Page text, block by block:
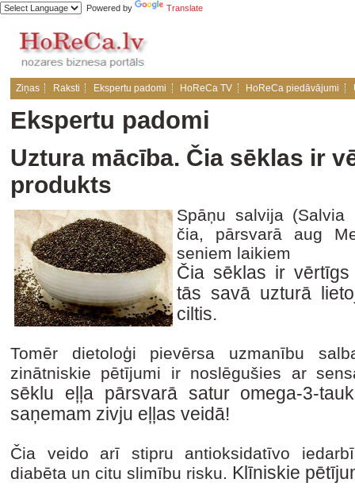
Powered by Translate
Ziņas Raksti Ekspertu padomi HoReCa TV HoReCa piedāvājumi
Ekspertu padomi
Uztura mācība. Čia sēklas ir
produkts
Spāņu salvija
čia, pārsvarā aug
seniem laikiem
Čia sēklas ir
tās savā uzturā
ciltis.
Tomēr dietoloģi pievērsa uzmanību
zinātniskie pētījumi ir noslēgušies ar
sēklu eļļa pārsvarā satur omega-3-
saņemam zivju eļļas veidā!
Čia veido arī stipru antioksidatīvo
diabēta un citu slimību risku. Klīniskie